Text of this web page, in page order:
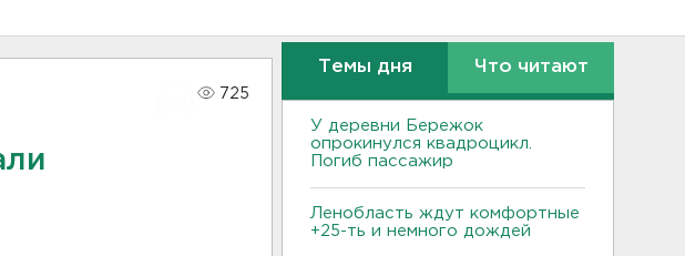
725
Темы дня Что читают
У деревни Бережок
опрокинулся квадроцикл.
Погиб пассажир
Ленобласть ждут комфортные
+25-ть и немного дождей